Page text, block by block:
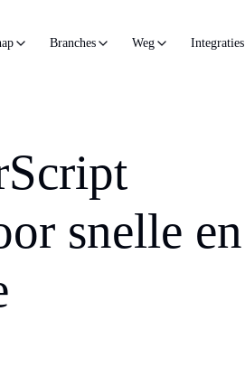
Branches Weg Integraties
snelle en